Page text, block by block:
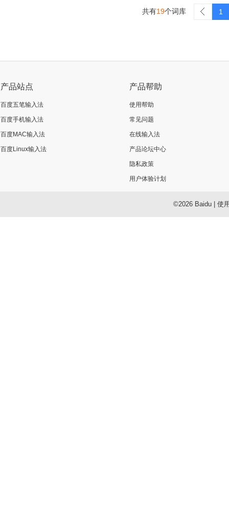
共有19个词库 1
产品站点
百度五笔输入法
百度手机输入法
百度MAC输入法
百度Linux输入法
产品帮助
使用帮助
常见问题
在线输入法
产品论坛中心
隐私政策
用户体验计划
©2026 Baidu| 使